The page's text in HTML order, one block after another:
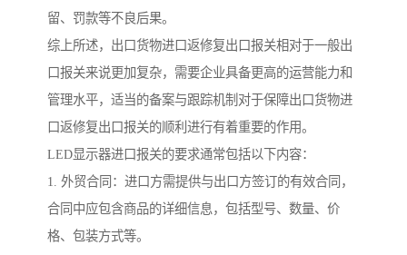
留、罚款等不良后果。
综上所述，出口货物进口返修复出口报关相对于一般出
口报关来说更加复杂，需要企业具备更高的运营能力和
管理水平，适当的备案与跟踪机制对于保障出口货物进
口返修复出口报关的顺利进行有着重要的作用。
LED显示器进口报关的要求通常包括以下内容：
1. 外贸合同：进口方需提供与出口方签订的有效合同，
合同中应包含商品的详细信息，包括型号、数量、价
格、包装方式等。